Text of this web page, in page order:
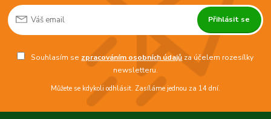
Přihlásit se
Souhlasím se zpracováním osobních údajů za účelem rozesílky
newsletteru.
Můžete se kdykoli odhlásit. Zasíláme jednou za 14 dní.